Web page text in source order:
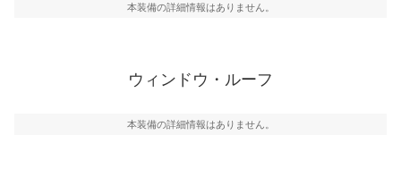
本装備の詳細情報はありません。
ウィンドウ・ルーフ
本装備の詳細情報はありません。